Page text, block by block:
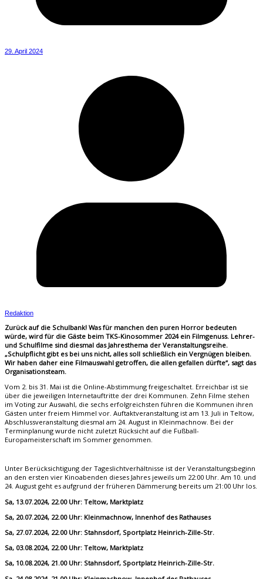
29. April 2024
Redaktion
Zurück auf die Schulbank! Was für manchen den puren Horror bedeuten
würde, wird für die Gäste beim TKS-Kinosommer 2024 ein Filmgenuss. Lehrer-
und Schulfilme sind diesmal das Jahresthema der Veranstaltungsreihe.
„Schulpflicht gibt es bei uns nicht, alles soll schließlich ein Vergnügen bleiben.
Wir haben daher eine Filmauswahl getroffen, die allen gefallen dürfte“, sagt das
Organisationsteam.
Vom 2. bis 31. Mai ist die Online-Abstimmung freigeschaltet. Erreichbar ist sie
über die jeweiligen Internetauftritte der drei Kommunen. Zehn Filme stehen
im Voting zur Auswahl, die sechs erfolgreichsten führen die Kommunen ihren
Gästen unter freiem Himmel vor. Auftaktveranstaltung ist am 13. Juli in Teltow,
Abschlussveranstaltung diesmal am 24. August in Kleinmachnow. Bei der
Terminplanung wurde nicht zuletzt Rücksicht auf die Fußball-
Europameisterschaft im Sommer genommen.
Unter Berücksichtigung der Tageslichtverhältnisse ist der Veranstaltungsbeginn
an den ersten vier Kinoabenden dieses Jahres jeweils um 22:00 Uhr. Am 10. und
24. August geht es aufgrund der früheren Dämmerung bereits um 21:00 Uhr los.
Sa, 13.07.2024, 22.00 Uhr: Teltow, Marktplatz
Sa, 20.07.2024, 22.00 Uhr: Kleinmachnow, Innenhof des Rathauses
Sa, 27.07.2024, 22.00 Uhr: Stahnsdorf, Sportplatz Heinrich-Zille-Str.
Sa, 03.08.2024, 22.00 Uhr: Teltow, Marktplatz
Sa, 10.08.2024, 21.00 Uhr: Stahnsdorf, Sportplatz Heinrich-Zille-Str.